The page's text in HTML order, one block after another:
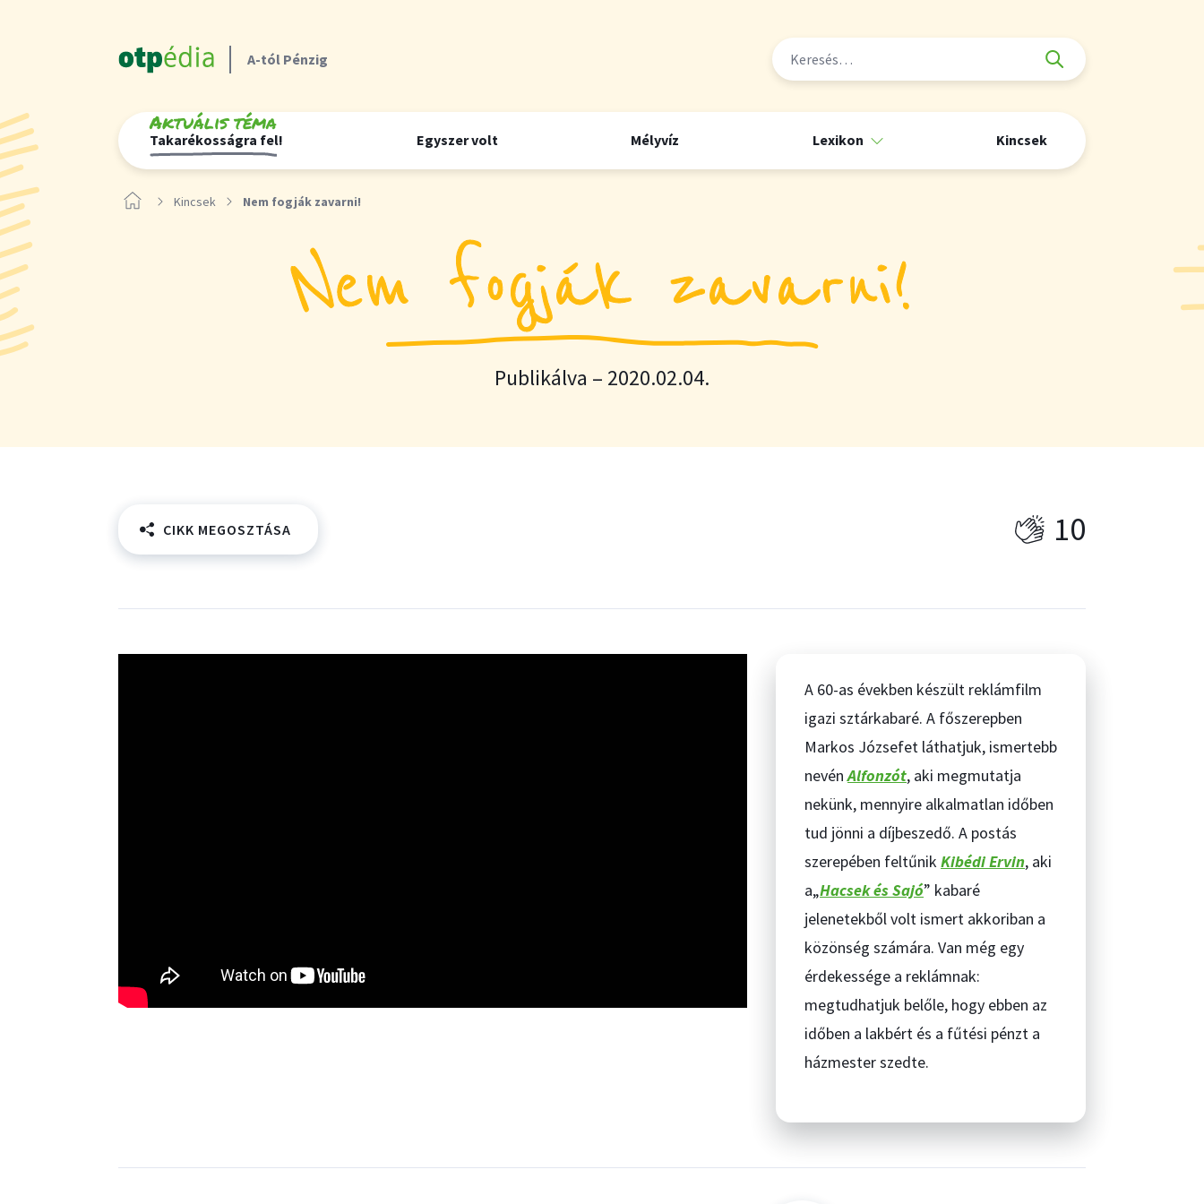
A-tól Pénzig
Takarékosságra fel!
Aktuális téma
Egyszer volt Mélyvíz Lexikon Kincsek
Kincsek Nem fogják zavarni!
Nem fogják zavarni!
Publikálva – 2020.02.04.
CIKK MEGOSZTÁSA 10
A 60-as években készült reklámfilm
igazi sztárkabaré. A főszerepben
Markos Józsefet láthatjuk, ismertebb
nevénAlfonzót, aki megmutatja
nekünk, mennyire alkalmatlan időben
tud jönni a díjbeszedő. A postás
szerepében feltűnik Kibédi Ervin, aki
a„Hacsek és Sajó” kabaré
jelenetekből volt ismert akkoriban a
közönség számára. Van még egy
érdekessége a reklámnak:
megtudhatjuk belőle, hogy ebben az
időben a lakbért és a fűtési pénzt a
házmester szedte.